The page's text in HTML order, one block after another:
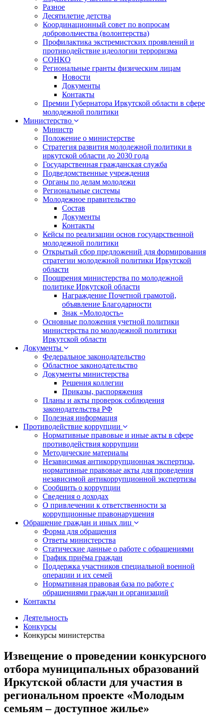
Разное
Десятилетие детства
Координационный совет по вопросам
добровольчества (волонтерства)
Профилактика экстремистских проявлений и
противодействие идеологии терроризма
СОНКО
Региональные гранты физическим лицам
Новости
Документы
Контакты
Премии Губернатора Иркутской области в сфере
молодежной политики
Министерство
Министр
Положение о министерстве
Стратегия развития молодежной политики в
иркутской области до 2030 года
Государственная гражданская служба
Подведомственные учреждения
Органы по делам молодежи
Региональные системы
Молодежное правительство
Состав
Документы
Контакты
Кейсы по реализации основ государственной
молодежной политики
Открытый сбор предложений для формирования
стратегии молодежной политики Иркутской
области
Поощрения министерства по молодежной
политике Иркутской области
Награждение Почетной грамотой,
объявление Благодарности
Знак «Молодость»
Основные положения учетной политики
министерства по молодежной политики
Иркутской области
Документы
Федеральное законодательство
Областное законодательство
Документы министерства
Решения коллегии
Приказы, распоряжения
Планы и акты проверок соблюдения
законодательства РФ
Полезная информация
Противодействие коррупции
Нормативные правовые и иные акты в сфере
противодействия коррупции
Методические материалы
Независимая антикоррупционная экспертиза,
нормативные правовые акты для проведения
независимой антикоррупционной экспертизы
Сообщить о коррупции
Сведения о доходах
О привлечении к ответственности за
коррупционные правонарушения
Обращение граждан и иных лиц
Форма для обращения
Ответы министерства
Статические данные о работе с обращениями
График приёма граждан
Поддержка участников специальной военной
операции и их семей
Нормативная правовая база по работе с
обращениями граждан и организаций
Контакты
Деятельность
Конкурсы
Конкурсы министерства
Извещение о проведении конкурсного
отбора муниципальных образований
Иркутской области для участия в
региональном проекте «Молодым
семьям – доступное жилье»